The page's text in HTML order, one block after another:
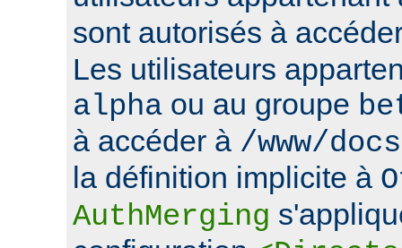
sont autorisés à
Les utilisateurs
alpha ou au groupe
à accéder à /www/
la définition implicite à
AuthMerging